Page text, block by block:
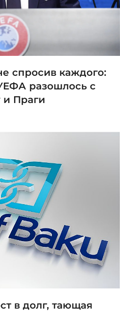
спросив каждого:
разошлось с
и Праги
в долг, тающая